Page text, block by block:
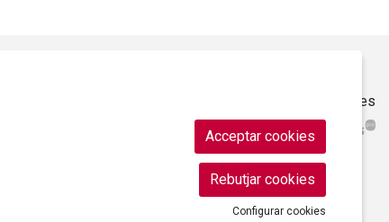
Ajuntament de Roses
Acceptar cookies
Rebutjar cookies
Configurar cookies